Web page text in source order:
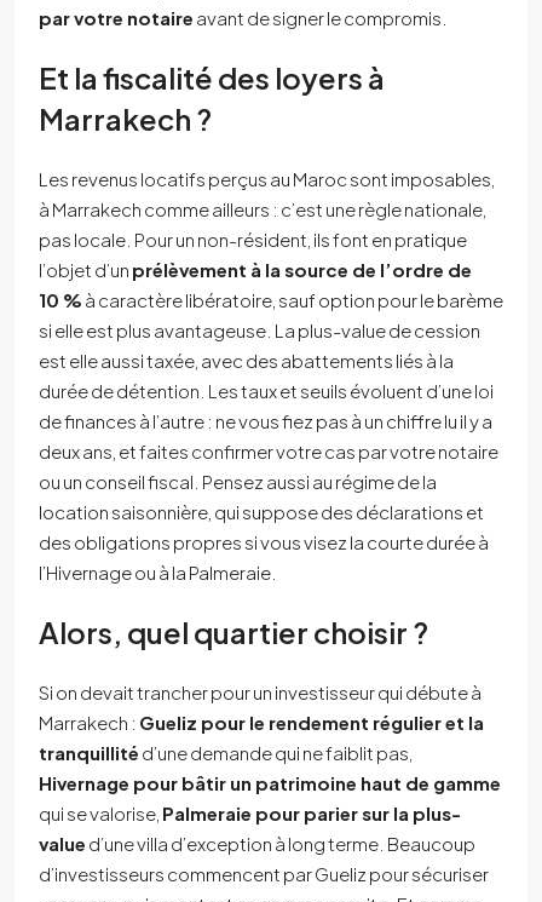
par votre notaire avant de signer le compromis.
Et la fiscalité des loyers à
Marrakech ?
Les revenus locatifs perçus au Maroc sont imposables,
à Marrakech comme ailleurs : c’est une règle nationale,
pas locale. Pour un non-résident, ils font en pratique
l’objet d’un prélèvement à la source de l’ordre de
10 % à caractère libératoire, sauf option pour le barème
si elle est plus avantageuse. La plus-value de cession
est elle aussi taxée, avec des abattements liés à la
durée de détention. Les taux et seuils évoluent d’une loi
de finances à l’autre : ne vous fiez pas à un chiffre lu il y a
deux ans, et faites confirmer votre cas par votre notaire
ou un conseil fiscal. Pensez aussi au régime de la
location saisonnière, qui suppose des déclarations et
des obligations propres si vous visez la courte durée à
l’Hivernage ou à la Palmeraie.
Alors, quel quartier choisir ?
Si on devait trancher pour un investisseur qui débute à
Marrakech : Gueliz pour le rendement régulier et la
tranquillité d’une demande qui ne faiblit pas,
Hivernage pour bâtir un patrimoine haut de gamme
qui se valorise, Palmeraie pour parier sur la plus-
value d’une villa d’exception à long terme. Beaucoup
d’investisseurs commencent par Gueliz pour sécuriser